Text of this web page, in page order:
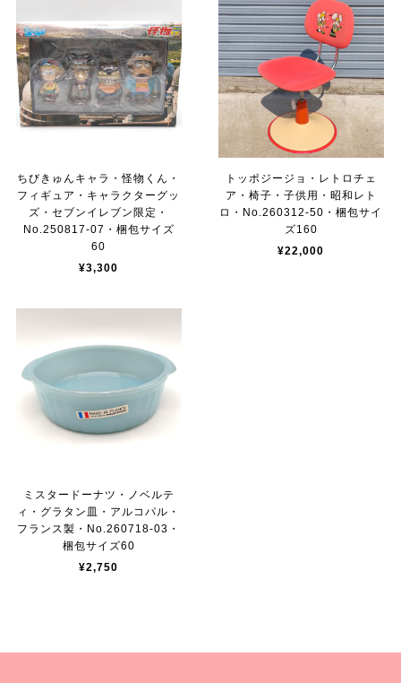
ちびきゅんキャラ・怪物くん・
フィギュア・キャラクターグッ
ズ・セブンイレブン限定・
No.250817-07・梱包サイズ
60
¥3,300
トッポジージョ・レトロチェ
ア・椅子・子供用・昭和レト
ロ・No.260312-50・梱包サイ
ズ160
¥22,000
ミスタードーナツ・ノベルテ
ィ・グラタン皿・アルコパル・
フランス製・No.260718-03・
梱包サイズ60
¥2,750